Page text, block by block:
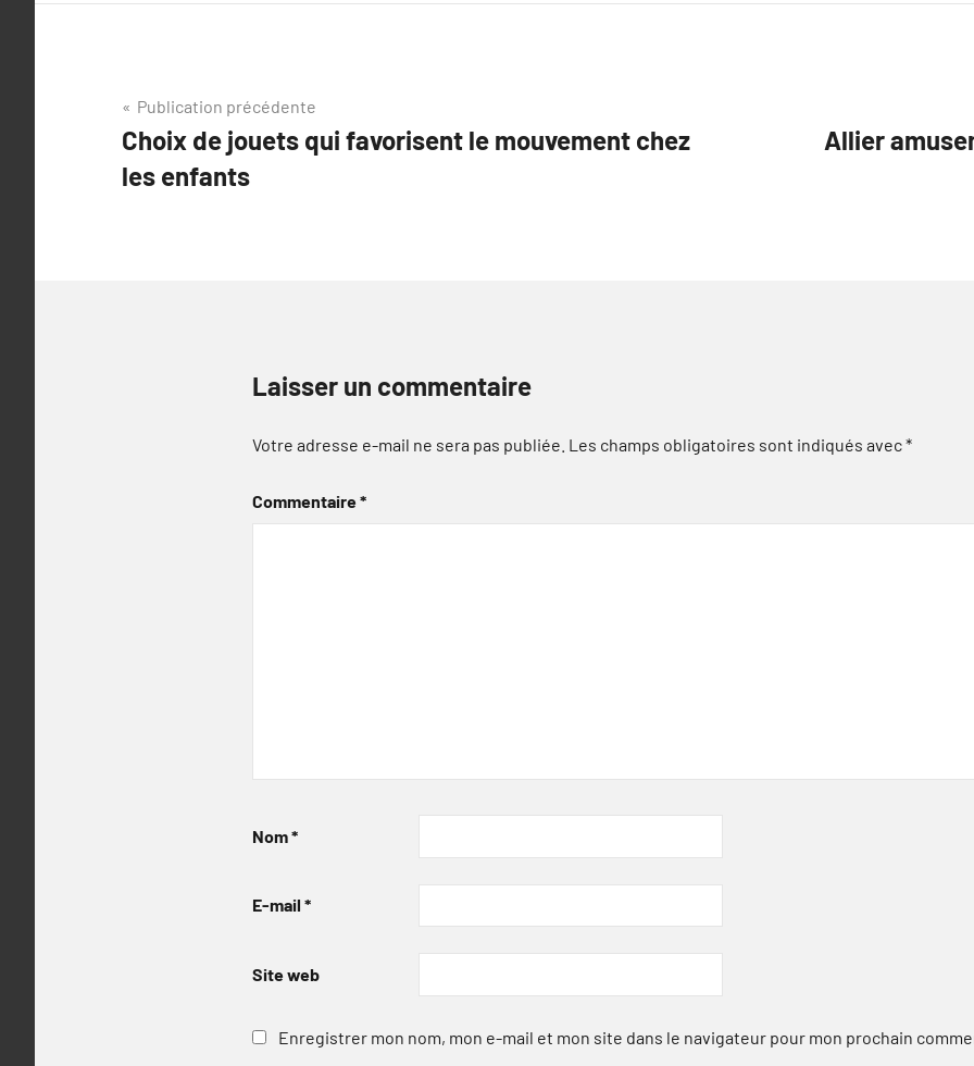
Navigation
de
l’article
Publication précédente
Choix de jouets qui favorisent le mouvement chez
les enfants
Allier
Laisser un commentaire
Votre adresse e-mail ne sera pas publiée. Les champs obligatoires sont indiqués avec*
Commentaire*
Nom*
E-mail *
Site web
Enregistrer mon nom, mon e-mail et mon site dans le navigateur pour mon prochain